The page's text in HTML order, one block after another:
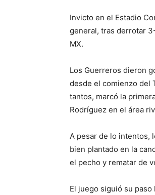
Invicto en el Estadio
general, tras derrotar
MX.
Los Guerreros dieron
desde el comienzo del
tantos, marcó la
Rodríguez en el área
A pesar de lo intentos,
bien plantado en la
el pecho y rematar de
El juego siguió su